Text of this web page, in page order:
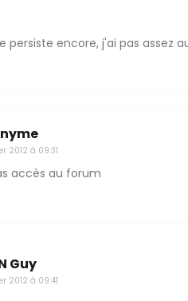
persiste encore, j'ai pas assez
2012 à 09:31
accès au forum
Guy
2012 à 09:41